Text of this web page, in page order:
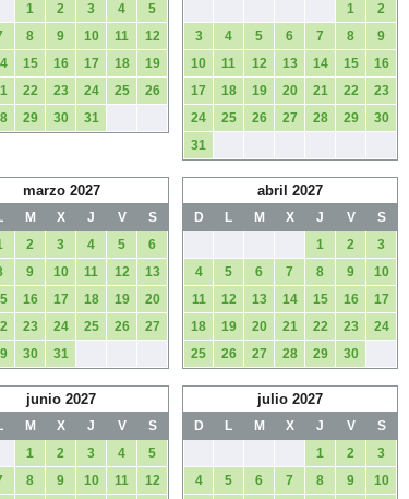
1
2 3 4
5
8 9 10 11
12
15 16 17 18
19
22 23 24 25
26
29 30 31
1
2
3
4 5 6 7 8
9
10
11 12 13 14 15
16
17
18 19 20 21 22
23
24
25 26 27 28 29
30
31
marzo 2027
M X J V
S
2 3 4 5
6
9 10 11 12
13
16 17 18 19
20
23 24 25 26
27
30 31
abril 2027
D L M X J V
S
1
2
3
4
5 6 7 8 9
10
11
12 13 14 15 16
17
18
19 20 21 22 23
24
25
26 27 28 29 30
junio 2027
M X J V
S
1
2 3 4
5
8 9 10 11
12
julio 2027
D L M X J V
S
1
2
3
4
5 6 7 8 9
10